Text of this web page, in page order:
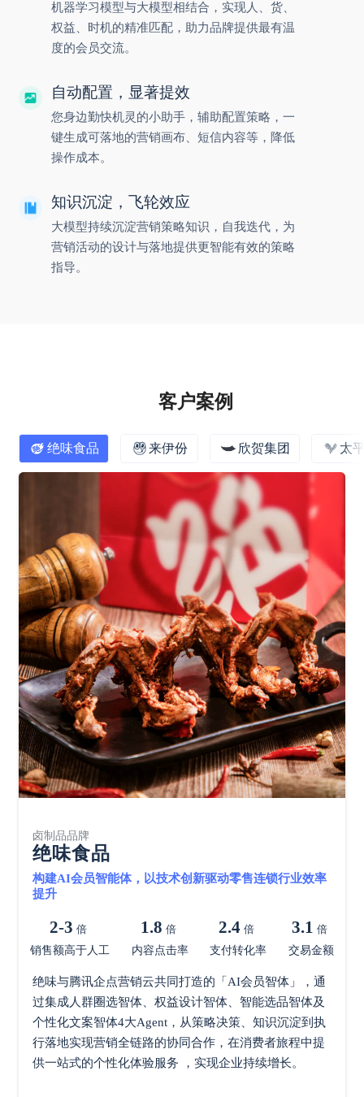
机器学习模型与大模型相结合，实现人、货、
权益、时机的精准匹配，助力品牌提供最有温
度的会员交流。
自动配置，显著提效
您身边勤快机灵的小助手，辅助配置策略，一
键生成可落地的营销画布、短信内容等，降低
操作成本。
知识沉淀，飞轮效应
大模型持续沉淀营销策略知识，自我迭代，为
营销活动的设计与落地提供更智能有效的策略
指导。
客户案例
绝味食品 来伊份 欣贺集团 太
卤制品品牌
绝味食品
构建AI会员智能体，以技术创新驱动零售连锁行业效率
提升
2-3 倍
销售额高于人工
1.8 倍
内容点击率
2.4 倍
支付转化率
3.1 倍
交易金额
绝味与腾讯企点营销云共同打造的「AI会员智体」，通
过集成人群圈选智体、权益设计智体、智能选品智体及
个性化文案智体4大Agent，从策略决策、知识沉淀到执
行落地实现营销全链路的协同合作，在消费者旅程中提
供一站式的个性化体验服务 ，实现企业持续增长。